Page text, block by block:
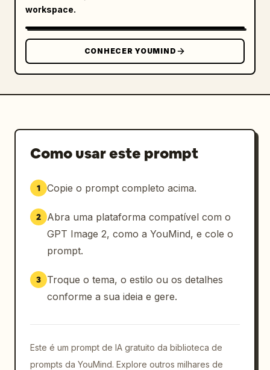
workspace.
CONHECER YOUMIND
Como usar este prompt
1 Copie o prompt completo acima.
2
Abra uma plataforma compatível com o
GPT Image 2, como a YouMind, e cole o
prompt.
3
Troque o tema, o estilo ou os detalhes
conforme a sua ideia e gere.
Este é um prompt de IA gratuito da biblioteca de
prompts da YouMind. Explore outros milhares de